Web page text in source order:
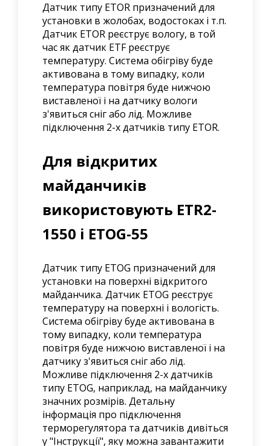
Датчик типу ETOR призначений для
установки в жолобах, водостоках і т.п.
Датчик ETOR реєструє вологу, в той
час як датчик ETF реєструє
температуру. Система обігріву буде
активована в тому випадку, коли
температура повітря буде нижчою
виставленої і на датчику вологи
з'явиться сніг або лід. Можливе
підключення 2-х датчиків типу ETOR.
Для відкритих
майданчиків
використовують ETR2-
1550 і ETOG-55
Датчик типу ETOG призначений для
установки на поверхні відкритого
майданчика. Датчик ETOG реєструє
температуру на поверхні і вологість.
Система обігріву буде активована в
тому випадку, коли температура
повітря буде нижчою виставленої і на
датчику з'явиться сніг або лід.
Можливе підключення 2-х датчиків
типу ETOG, наприклад, на майданчику
значних розмірів. Детальну
інформація про підключення
терморегулятора та датчиків дивіться
у "Інструкції", яку можна завантажити